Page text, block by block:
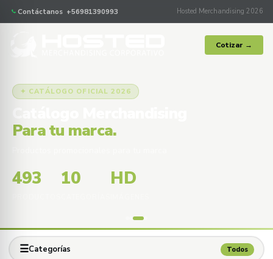
Contáctanos +56981390993 Hosted Merchandising 2026
Cotizar →
✦ CATÁLOGO OFICIAL 2026
Para tu marca.
493 10 HD
☰Categorías Todos